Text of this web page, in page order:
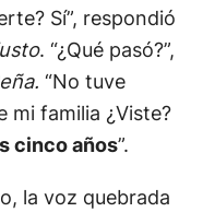
Sí”, respondió
. “¿Qué pasó?”,
“No tuve
mi familia ¿Viste?
cinco años”.
la voz quebrada